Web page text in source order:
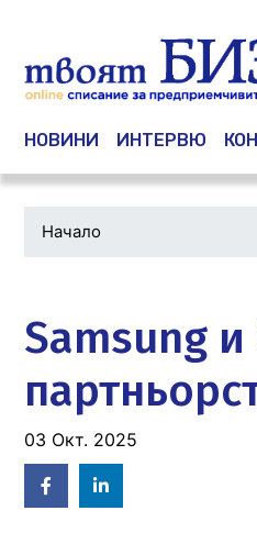
Main navigation
НОВИНИ ИНТЕРВЮ
Начало
Samsung и
03 Окт. 2025
Facebook
in